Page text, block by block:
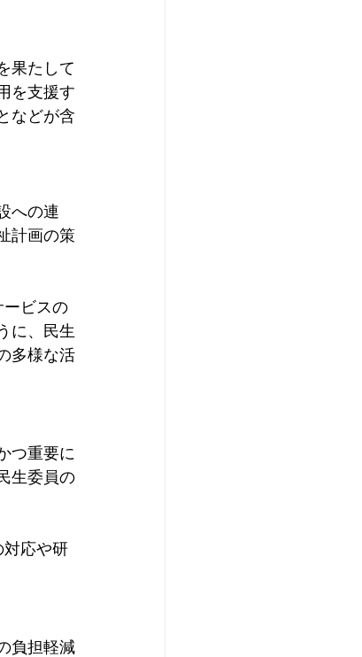
果たして
を支援す
などが含
への連
計画の策
ービスの
に、民生
多様な活
つ重要に
生委員の
対応や研
負担軽減